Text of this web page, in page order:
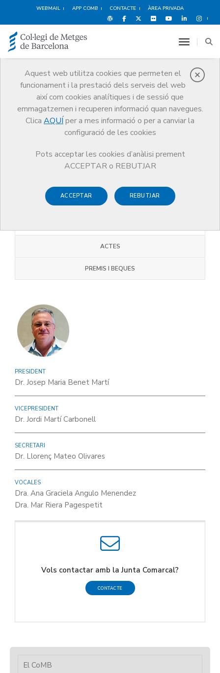
WEBMAIL APP COMB CONTACTE ÀREA PRIVADA
Aquest web utilitza cookies que permeten el
funcionament i la prestació dels serveis del web
així com cookies analítiques i de sessió que
emmagatzemen i recuperen informació quan navegues.
Clica AQUÍ per a mes informació o per a canviar la
configuració de les cookies
Pots acceptar les cookies d’anàlisi prement
ACCEPTAR o REBUTJAR
ACCEPTAR REBUTJAR
toggle
Qui som
Qui som Juntes Comarcals Garraf
Juntes Comarcals
Garraf
ACTES
PREMIS I BEQUES
PRESIDENT
Dr. Josep Maria Benet Martí
VICEPRESIDENT
Dr. Jordi Martí Carbonell
SECRETARI
Dr. Llorenç Mateo Olivares
VOCALES
Dra. Ana Graciela Angulo Menendez
Dra. Mar Riera Pagespetit
Vols contactar amb la Junta Comarcal?
CONTACTE
El CoMB